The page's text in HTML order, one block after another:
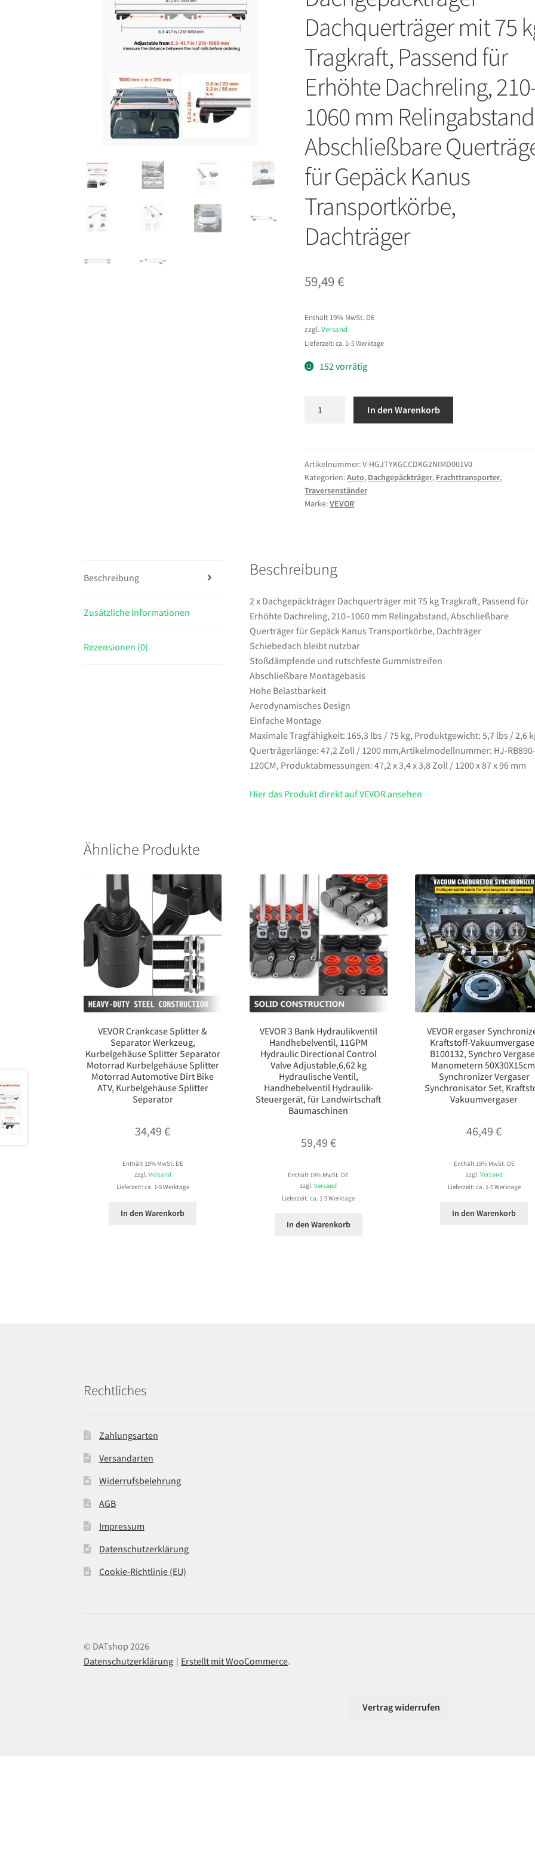
Dachquerträger mit 75
Tragkraft, Passend für
Erhöhte Dachreling,
1060 mm
Abschließbare
für Gepäck Kanus
Transportkörbe,
Dachträger
59,49€
Enthält 19% MwSt. DE
zzgl.Versand
Lieferzeit: ca. 1-5 Werktage
152 vorrätig
Dachquerträger
mit
75
kg
Erhöhte
210–
1060
mm
Relingabstand,
Abschließbare
Querträger
für
Gepäck
Kanus
Transportkörbe,
Dachträger
Menge
In den Warenkorb
Artikelnummer:V-HGJTYKGCCDKG2NIMD001V0
Kategorien:Auto, Dachgepäckträger, Frachttransporter,
Traversenständer
Marke:VEVOR
Beschreibung
Zusätzliche Informationen
Rezensionen (0)
Beschreibung
2 x Dachgepäckträger Dachquerträger mit 75 kg Tragkraft, Passend für
Erhöhte Dachreling, 210–1060 mm Relingabstand, Abschließbare
Querträger für Gepäck Kanus Transportkörbe, Dachträger
Schiebedach bleibt nutzbar
Stoßdämpfende und rutschfeste Gummistreifen
Abschließbare Montagebasis
Hohe Belastbarkeit
Aerodynamisches Design
Einfache Montage
Maximale Tragfähigkeit: 165,3 lbs / 75 kg, Produktgewicht: 5,7 lbs / 2,6
Querträgerlänge: 47,2 Zoll / 1200 mm,Artikelmodellnummer: HJ-RB890-
120CM, Produktabmessungen: 47,2 x 3,4 x 3,8 Zoll / 1200 x 87 x 96 mm
Hier das Produkt direkt auf VEVOR ansehen
Ähnliche Produkte
VEVOR Crankcase Splitter &
Separator Werkzeug,
Kurbelgehäuse Splitter Separator
Motorrad Kurbelgehäuse Splitter
Motorrad Automotive Dirt Bike
ATV, Kurbelgehäuse Splitter
Separator
34,49€
Enthält 19% MwSt. DE
zzgl. Versand
Lieferzeit: ca. 1-5 Werktage
In den Warenkorb
VEVOR 3 Bank Hydraulikventil
Handhebelventil, 11GPM
Hydraulic Directional Control
Valve Adjustable,6,62 kg
Hydraulische Ventil,
Handhebelventil Hydraulik-
Steuergerät, für Landwirtschaft
Baumaschinen
59,49 €
Enthält 19% MwSt. DE
zzgl.Versand
Lieferzeit: ca. 1-5 Werktage
In den Warenkorb
VEVOR ergaser
Kraftstoff-
B100132, Synchro
Manometern
Synchronizer Vergaser
Synchronisator Set,
Vakuumvergaser
46,49€
Enthält 19% MwSt. DE
zzgl. Versand
Lieferzeit: ca. 1-5 Werktage
In den Warenkorb
Rechtliches
Zahlungsarten
Versandarten
Widerrufsbelehrung
AGB
Impressum
Datenschutzerklärung
Cookie-Richtlinie (EU)
© DATshop 2026
Datenschutzerklärung
Erstellt mit WooCommerce.
Vertrag widerrufen